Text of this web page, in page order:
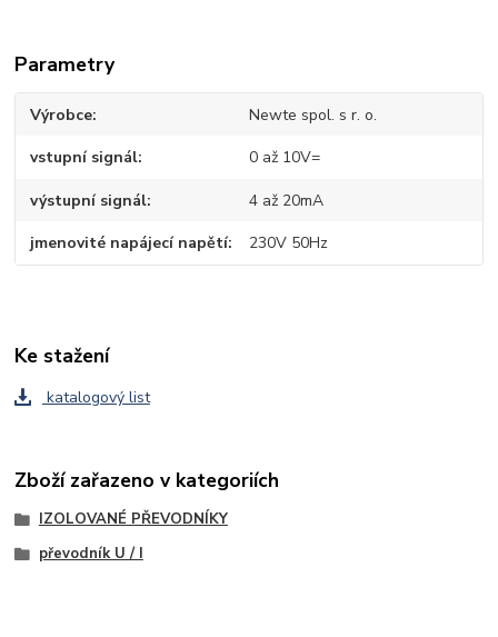
Parametry
Výrobce Newte spol. s r. o.
vstupní signál 0 až 10V=
výstupní signál 4 až 20mA
jmenovité napájecí napětí 230V 50Hz
Ke stažení
katalogový list
Zboží zařazeno v kategoriích
IZOLOVANÉ PŘEVODNÍKY
převodník U / I